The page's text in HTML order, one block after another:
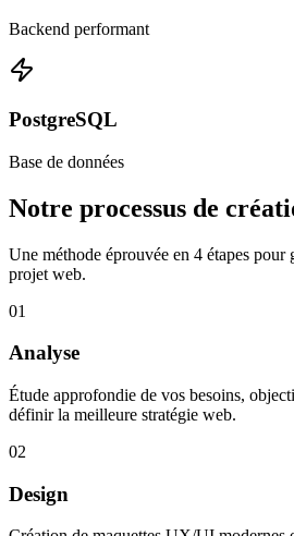
Backend performant
PostgreSQL
Base de données
Notre processus de
Une méthode éprouvée en 4 étapes pour
projet web.
01
Analyse
Étude approfondie de vos besoins,
définir la meilleure stratégie web.
02
Design